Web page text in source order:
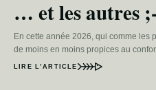
… et les autres
En cette année 2026, qui comme les
de moins en moins propices au
LIRE L’ARTICLE